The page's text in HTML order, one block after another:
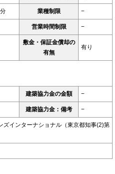
業種制限 −
営業時間制限 −
敷金・保証金償却の
有無
有り
建築協力金の金額 −
建築協力金：備考 −
ズインターナショナル（東京都知事(2)第